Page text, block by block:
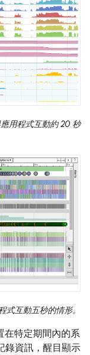
用程式互動約 20 秒
互動五秒的情形。
在特定期間內的系
錄資訊，醒目顯示